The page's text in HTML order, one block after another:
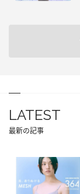
LATEST
最新の記事